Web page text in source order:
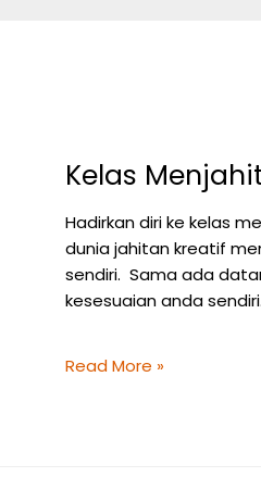
Kelas
Hadirkan diri ke kelas
dunia jahitan kreatif
sendiri. Sama ada
kesesuaian anda
Read More »